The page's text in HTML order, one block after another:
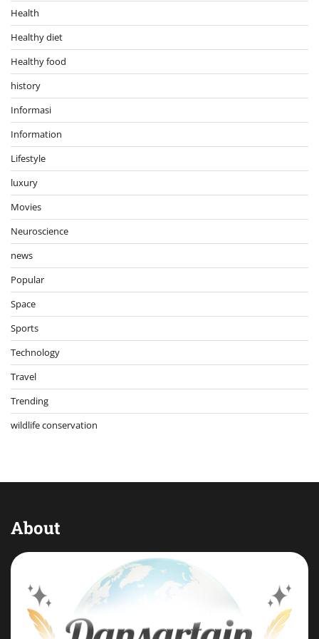
Health
Healthy diet
Healthy food
history
Informasi
Information
Lifestyle
luxury
Movies
Neuroscience
news
Popular
Space
Sports
Technology
Travel
Trending
wildlife conservation
About